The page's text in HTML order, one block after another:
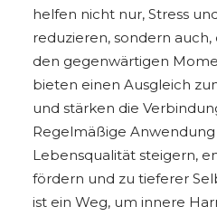
helfen nicht nur, Stress
reduzieren, sondern auch,
den gegenwärtigen
bieten einen Ausgleich
und stärken die
Regelmäßige
Lebensqualität steigern,
fördern und zu tieferer
ist ein Weg, um innere